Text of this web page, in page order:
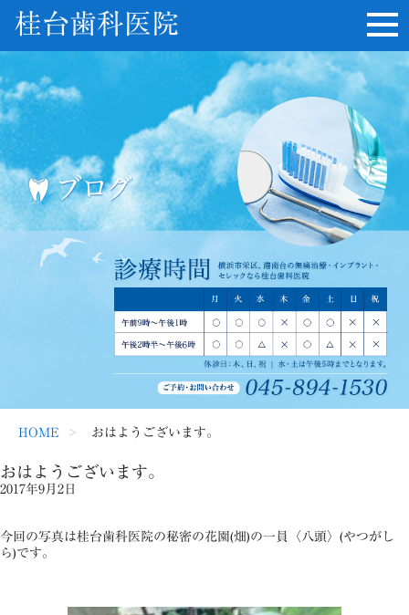
桂台歯科医院
HOME おはようございます。
おはようございます。
2017年9月2日
今回の写真は桂台歯科医院の秘密の花園(畑)の一員〈八頭〉(やつがし
ら)です。